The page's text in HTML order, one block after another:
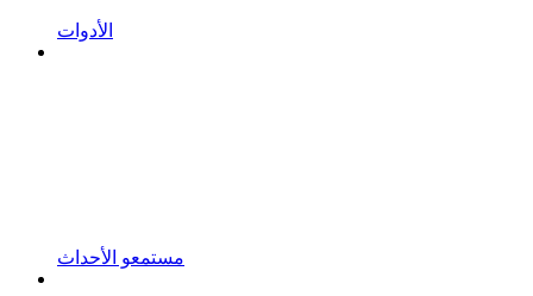
الأدوات
مستمعو الأحداث